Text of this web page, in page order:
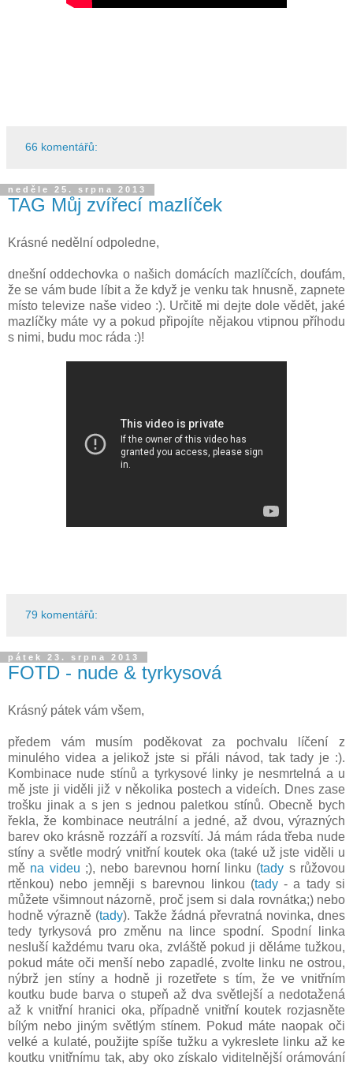
66 komentářů:
neděle 25. srpna 2013
TAG Můj zvířecí mazlíček
Krásné nedělní odpoledne,
dnešní oddechovka o našich domácích mazlíčcích, doufám,
že se vám bude líbit a že když je venku tak hnusně, zapnete
místo televize naše video :). Určitě mi dejte dole vědět, jaké
mazlíčky máte vy a pokud připojíte nějakou vtipnou příhodu
s nimi, budu moc ráda :)!
79 komentářů:
pátek 23. srpna 2013
FOTD - nude & tyrkysová
Krásný pátek vám všem,
předem vám musím poděkovat za pochvalu líčení z
minulého videa a jelikož jste si přáli návod, tak tady je :).
Kombinace nude stínů a tyrkysové linky je nesmrtelná a u
mě jste ji viděli již v několika postech a videích. Dnes zase
trošku jinak a s jen s jednou paletkou stínů. Obecně bych
řekla, že kombinace neutrální a jedné, až dvou, výrazných
barev oko krásně rozzáří a rozsvítí. Já mám ráda třeba nude
stíny a světle modrý vnitřní koutek oka (také už jste viděli u
mě na videu ;), nebo barevnou horní linku (tady s růžovou
rtěnkou) nebo jemněji s barevnou linkou (tady- a tady si
můžete všimnout názorně, proč jsem si dala rovnátka;) nebo
hodně výrazně (tady). Takže žádná převratná novinka, dnes
tedy tyrkysová pro změnu na lince spodní. Spodní linka
nesluší každému tvaru oka, zvláště pokud ji děláme tužkou,
pokud máte oči menší nebo zapadlé, zvolte linku ne ostrou,
nýbrž jen stíny a hodně ji rozetřete s tím, že ve vnitřním
koutku bude barva o stupeň až dva světlejší a nedotažená
až k vnitřní hranici oka, případně vnitřní koutek rozjasněte
bílým nebo jiným světlým stínem. Pokud máte naopak oči
velké a kulaté, použijte spíše tužku a vykreslete linku až ke
koutku vnitřnímu tak, aby oko získalo viditelnější orámování